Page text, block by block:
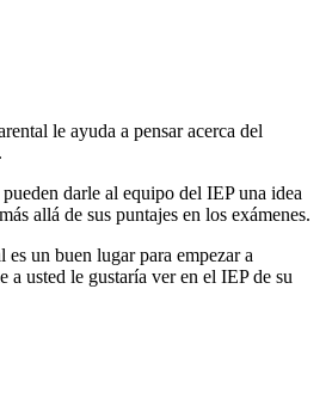
le ayuda a pensar acerca del
darle al equipo del IEP una idea
allá de sus puntajes en los exámenes.
un buen lugar para empezar a
a usted le gustaría ver en el IEP de su